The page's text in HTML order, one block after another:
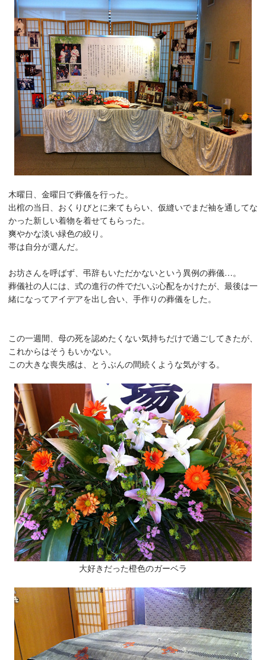
木曜日、金曜日で葬儀を行った。
出棺の当日、おくりびとに来てもらい、仮縫いでまだ袖を通してな
かった新しい着物を着せてもらった。
爽やかな淡い緑色の絞り。
帯は自分が選んだ。
お坊さんを呼ばず、弔辞もいただかないという異例の葬儀…。
葬儀社の人には、式の進行の件でだいぶ心配をかけたが、最後は一
緒になってアイデアを出し合い、手作りの葬儀をした。
この一週間、母の死を認めたくない気持ちだけで過ごしてきたが、
これからはそうもいかない。
この大きな喪失感は、とうぶんの間続くような気がする。
大好きだった橙色のガーベラ